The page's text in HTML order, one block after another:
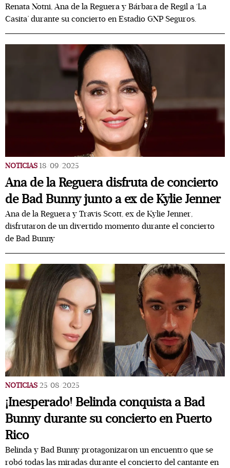
Renata Notni, Ana de la Reguera y Bárbara de Regil a ‘La
Casita’ durante su concierto en Estadio GNP Seguros.
NOTICIAS 18/09/2025
Ana de la Reguera disfruta de concierto
de Bad Bunny junto a ex de Kylie Jenner
Ana de la Reguera y Travis Scott, ex de Kylie Jenner,
disfrutaron de un divertido momento durante el concierto
de Bad Bunny
NOTICIAS 25/08/2025
¡Inesperado! Belinda conquista a Bad
Bunny durante su concierto en Puerto
Rico
Belinda y Bad Bunny protagonizaron un encuentro que se
robó todas las miradas durante el concierto del cantante en